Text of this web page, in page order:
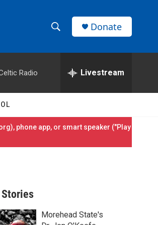
h
w
S
h
e
h
r
Donate
Radio Livestream
), phone app, or smart speaker ("Play
Morehead State's